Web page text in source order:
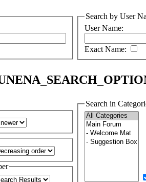
Search by User
User Name:
Exact Name:
Search in